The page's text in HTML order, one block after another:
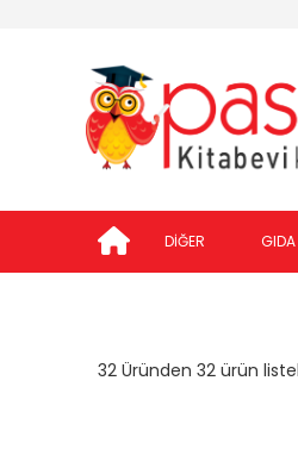
DİĞER GIDA
32 Üründen 32 ürün